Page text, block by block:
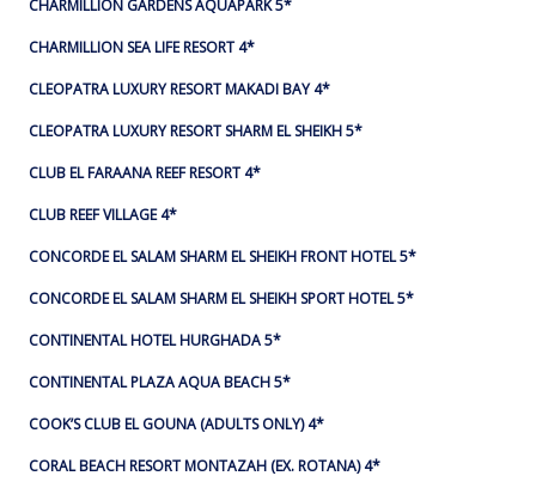
CHARMILLION GARDENS AQUAPARK 5*
CHARMILLION SEA LIFE RESORT 4*
CLEOPATRA LUXURY RESORT MAKADI BAY 4*
CLEOPATRA LUXURY RESORT SHARM EL SHEIKH 5*
CLUB EL FARAANA REEF RESORT 4*
CLUB REEF VILLAGE 4*
CONCORDE EL SALAM SHARM EL SHEIKH FRONT HOTEL 5*
CONCORDE EL SALAM SHARM EL SHEIKH SPORT HOTEL 5*
CONTINENTAL HOTEL HURGHADA 5*
CONTINENTAL PLAZA AQUA BEACH 5*
COOK’S CLUB EL GOUNA (ADULTS ONLY) 4*
CORAL BEACH RESORT MONTAZAH (EX. ROTANA) 4*